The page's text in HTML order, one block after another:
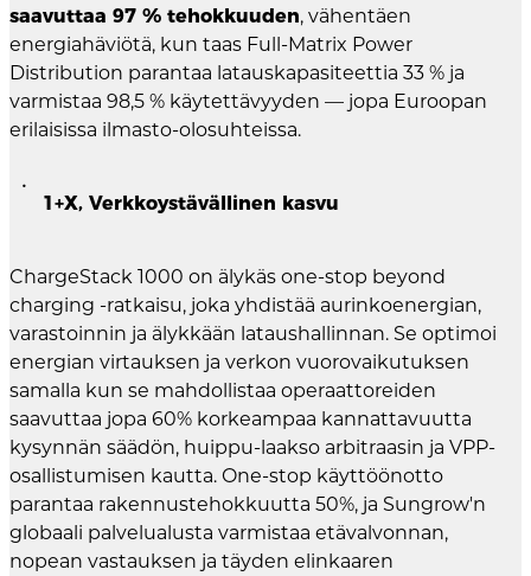
saavuttaa 97 % tehokkuuden, vähentäen
energiahäviötä, kun taas Full-Matrix Power
Distribution parantaa latauskapasiteettia 33 % ja
varmistaa 98,5 % käytettävyyden — jopa Euroopan
erilaisissa ilmasto-olosuhteissa.
1+X, Verkkoystävällinen kasvu
ChargeStack 1000 on älykäs one-stop beyond
charging -ratkaisu, joka yhdistää aurinkoenergian,
varastoinnin ja älykkään lataushallinnan. Se optimoi
energian virtauksen ja verkon vuorovaikutuksen
samalla kun se mahdollistaa operaattoreiden
saavuttaa jopa 60% korkeampaa kannattavuutta
kysynnän säädön, huippu-laakso arbitraasin ja VPP-
osallistumisen kautta. One-stop käyttöönotto
parantaa rakennustehokkuutta 50%, ja Sungrow'n
globaali palvelualusta varmistaa etävalvonnan,
nopean vastauksen ja täyden elinkaaren